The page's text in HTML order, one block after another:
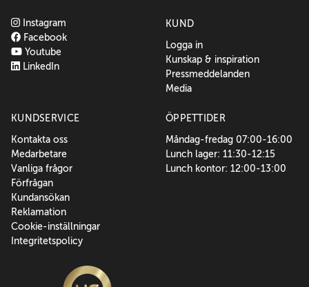
Instagram
Facebook
Youtube
LinkedIn
KUND
Logga in
Kunskap & inspiration
Pressmeddelanden
Media
KUNDSERVICE
Kontakta oss
Medarbetare
Vanliga frågor
Förfrågan
Kundansökan
Reklamation
Cookie-inställningar
Integritetspolicy
ÖPPETTIDER
Måndag-fredag 07:00-16:00
Lunch lager: 11:30-12:15
Lunch kontor: 12:00-13:00